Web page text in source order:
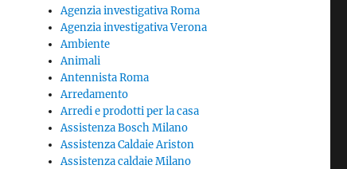
Agenzia investigativa Roma
Agenzia investigativa Verona
Ambiente
Animali
Antennista Roma
Arredamento
Arredi e prodotti per la casa
Assistenza Bosch Milano
Assistenza Caldaie Ariston
Assistenza caldaie Milano